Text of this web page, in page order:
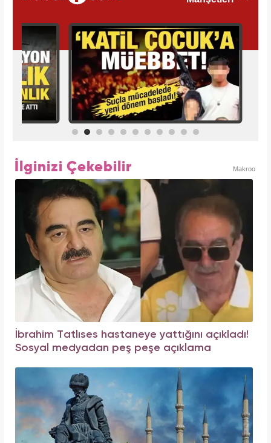
İlginizi Çekebilir Makroo
İbrahim Tatlıses hastaneye yattığını açıkladı!
Sosyal medyadan peş peşe açıklama